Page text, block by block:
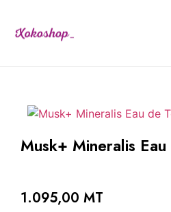
Musk+ Mineralis
1.095,00 MT